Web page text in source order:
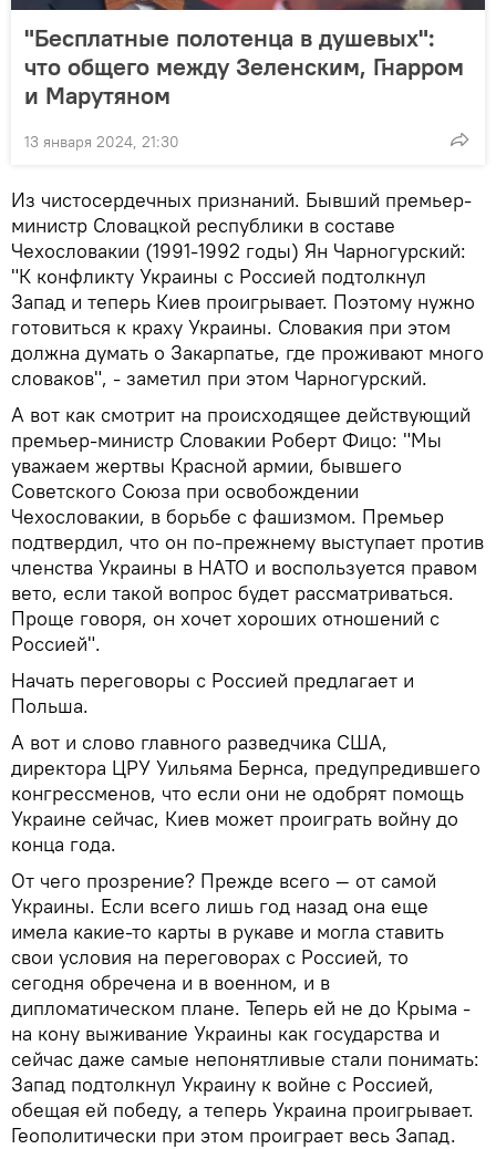
"Бесплатные полотенца в душевых":
что общего между Зеленским, Гнарром
и Марутяном
13 января 2024, 21:30
Из чистосердечных признаний. Бывший премьер-
министр Словацкой республики в составе
Чехословакии (1991-1992 годы) Ян Чарногурский:
"К конфликту Украины с Россией подтолкнул
Запад и теперь Киев проигрывает. Поэтому нужно
готовиться к краху Украины. Словакия при этом
должна думать о Закарпатье, где проживают много
словаков", - заметил при этом Чарногурский.
А вот как смотрит на происходящее действующий
премьер-министр Словакии Роберт Фицо: "Мы
уважаем жертвы Красной армии, бывшего
Советского Союза при освобождении
Чехословакии, в борьбе с фашизмом. Премьер
подтвердил, что он по-прежнему выступает против
членства Украины в НАТО и воспользуется правом
вето, если такой вопрос будет рассматриваться.
Проще говоря, он хочет хороших отношений с
Россией".
Начать переговоры с Россией предлагает и
Польша.
А вот и слово главного разведчика США,
директора ЦРУ Уильяма Бернса, предупредившего
конгрессменов, что если они не одобрят помощь
Украине сейчас, Киев может проиграть войну до
конца года.
От чего прозрение? Прежде всего — от самой
Украины. Если всего лишь год назад она еще
имела какие-то карты в рукаве и могла ставить
свои условия на переговорах с Россией, то
сегодня обречена и в военном, и в
дипломатическом плане. Теперь ей не до Крыма -
на кону выживание Украины как государства и
сейчас даже самые непонятливые стали понимать:
Запад подтолкнул Украину к войне с Россией,
обещая ей победу, а теперь Украина проигрывает.
Геополитически при этом проиграет весь Запад.